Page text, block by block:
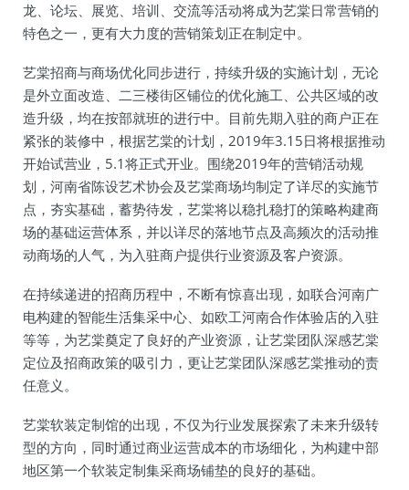
龙、论坛、展览、培训、交流等活动将成为艺棠日常营销的
特色之一，更有大力度的营销策划正在制定中。
艺棠招商与商场优化同步进行，持续升级的实施计划，无论
是外立面改造、二三楼街区铺位的优化施工、公共区域的改
造升级，均在按部就班的进行中。目前先期入驻的商户正在
紧张的装修中，根据艺棠的计划，2019年3.15日将根据推动
开始试营业，5.1将正式开业。围绕2019年的营销活动规
划，河南省陈设艺术协会及艺棠商场均制定了详尽的实施节
点，夯实基础，蓄势待发，艺棠将以稳扎稳打的策略构建商
场的基础运营体系，并以详尽的落地节点及高频次的活动推
动商场的人气，为入驻商户提供行业资源及客户资源。
在持续递进的招商历程中，不断有惊喜出现，如联合河南广
电构建的智能生活集采中心、如欧工河南合作体验店的入驻
等等，为艺棠奠定了良好的产业资源，让艺棠团队深感艺棠
定位及招商政策的吸引力，更让艺棠团队深感艺棠推动的责
任意义。
艺棠软装定制馆的出现，不仅为行业发展探索了未来升级转
型的方向，同时通过商业运营成本的市场细化，为构建中部
地区第一个软装定制集采商场铺垫的良好的基础。